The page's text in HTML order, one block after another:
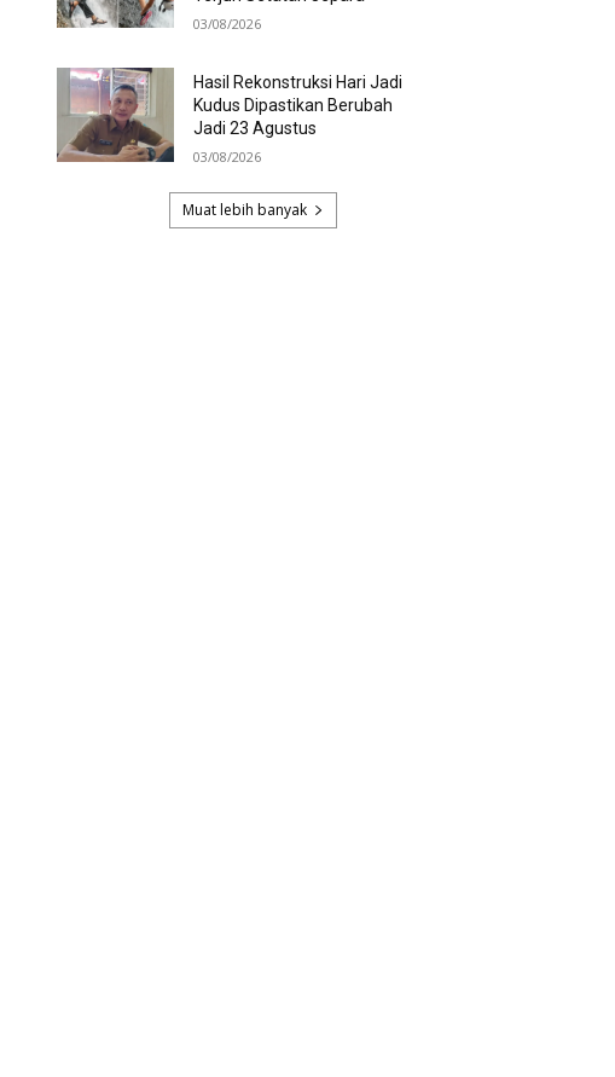
03/08/2026
Hasil Rekonstruksi Hari Jadi
Kudus Dipastikan Berubah
Jadi 23 Agustus
03/08/2026
Muat lebih banyak